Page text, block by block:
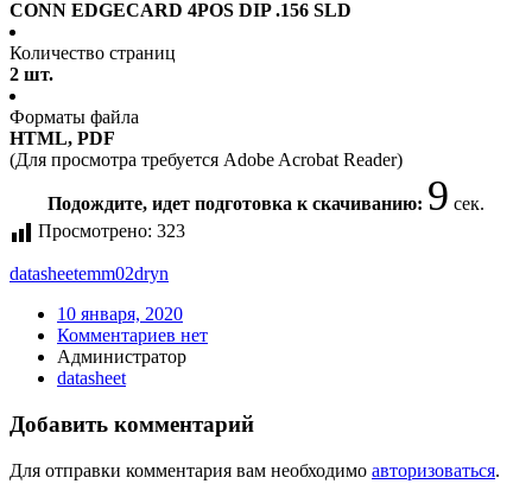
CONN EDGECARD 4POS DIP .156 SLD
Количество страниц
2 шт.
Форматы файла
HTML, PDF
(Для просмотра требуется Adobe Acrobat Reader)
Подождите, идет подготовка к скачиванию: 9 сек.
Просмотрено: 323
datasheetemm02dryn
10 января, 2020
Комментариев нет
Администратор
datasheet
Добавить комментарий
Для отправки комментария вам необходимо авторизоваться.